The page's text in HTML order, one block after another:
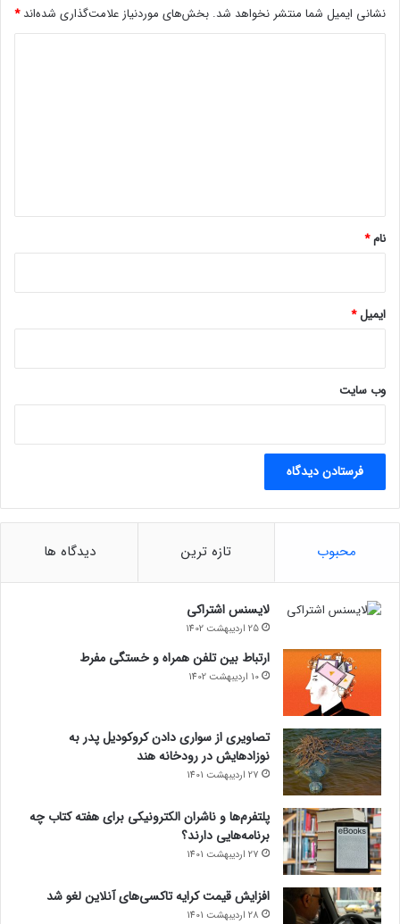
e
s
نشانی ایمیل شما منتشر نخواهد شد. بخش‌های موردنیاز علامت‌گذاری شده‌اند*
نام*
ایمیل*
وب‌ سایت
محبوب تازه ترین دیدگاه ها
لایسنس اشتراکی
25 اردیبهشت 1402
ارتباط بین تلفن همراه و خستگی مفرط
10 اردیبهشت 1402
تصاویری از سواری دادن کروکودیل پدر به
نوزادهایش در رودخانه هند
27 اردیبهشت 1401
پلتفرم‌ها و ناشران الکترونیکی برای هفته کتاب چه
برنامه‌هایی دارند؟
27 اردیبهشت 1401
افزایش قیمت کرایه تاکسی‌های آنلاین لغو شد
28 اردیبهشت 1401